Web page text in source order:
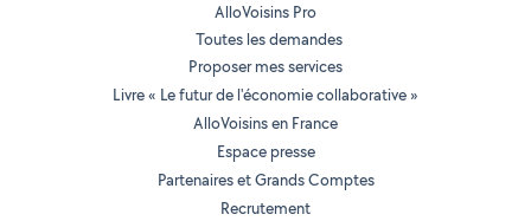
AlloVoisins Pro
Toutes les demandes
Proposer mes services
Livre « Le futur de l'économie collaborative »
AlloVoisins en France
Espace presse
Partenaires et Grands Comptes
Recrutement